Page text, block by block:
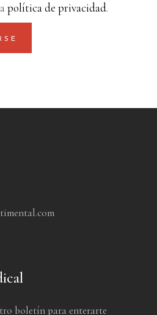
política de privacidad.
boletín para enterarte